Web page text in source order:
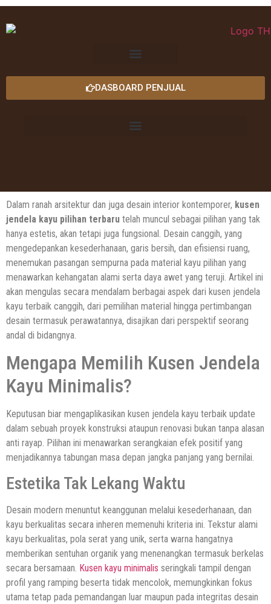
DASBOARD PENJUAL
Dalam ranah arsitektur dan juga desain interior kontemporer, kusen
jendela kayu pilihan terbaru telah muncul sebagai pilihan yang tak
hanya estetis, akan tetapi juga fungsional. Desain canggih, yang
mengedepankan kesederhanaan, garis bersih, dan efisiensi ruang,
menemukan pasangan sempurna pada material kayu pilihan yang
menawarkan kehangatan alami serta daya awet yang teruji. Artikel ini
akan mengulas secara mendalam berbagai aspek dari kusen jendela
kayu terbaik canggih, dari pemilihan material hingga pertimbangan
desain termasuk perawatannya, disajikan dari perspektif seorang
andal di bidangnya.
Mengapa Memilih Kusen Jendela
Kayu Minimalis?
Keputusan biar mengaplikasikan kusen jendela kayu terbaik update
dalam sebuah proyek konstruksi ataupun renovasi bukan tanpa alasan
anti rayap. Pilihan ini menawarkan serangkaian efek positif yang
menjadikannya tabungan masa depan jangka panjang yang bernilai.
Estetika Tak Lekang Waktu
Desain modern menuntut keanggunan melalui kesederhanaan, dan
kayu berkualitas secara inheren memenuhi kriteria ini. Tekstur alami
kayu berkualitas, pola serat yang unik, serta warna hangatnya
memberikan sentuhan organik yang menenangkan termasuk berkelas
secara bersamaan. Kusen kayu minimalis seringkali tampil dengan
profil yang ramping beserta tidak mencolok, memungkinkan fokus
utama tetap pada pemandangan luar maupun pada integritas desain